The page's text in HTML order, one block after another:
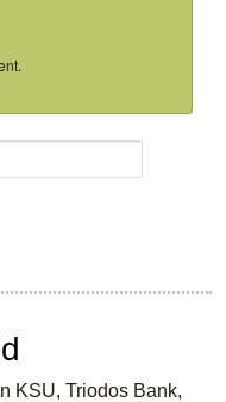
KSU, Triodos Bank,